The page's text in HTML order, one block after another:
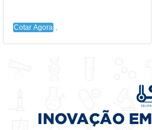
Cotar Agora